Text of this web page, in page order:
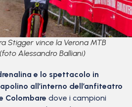
Stigger vince la Verona MTB
Alessandro Balliani)
e lo spettacolo in
all’interno dell’anfiteatro
Colombare dove i campioni